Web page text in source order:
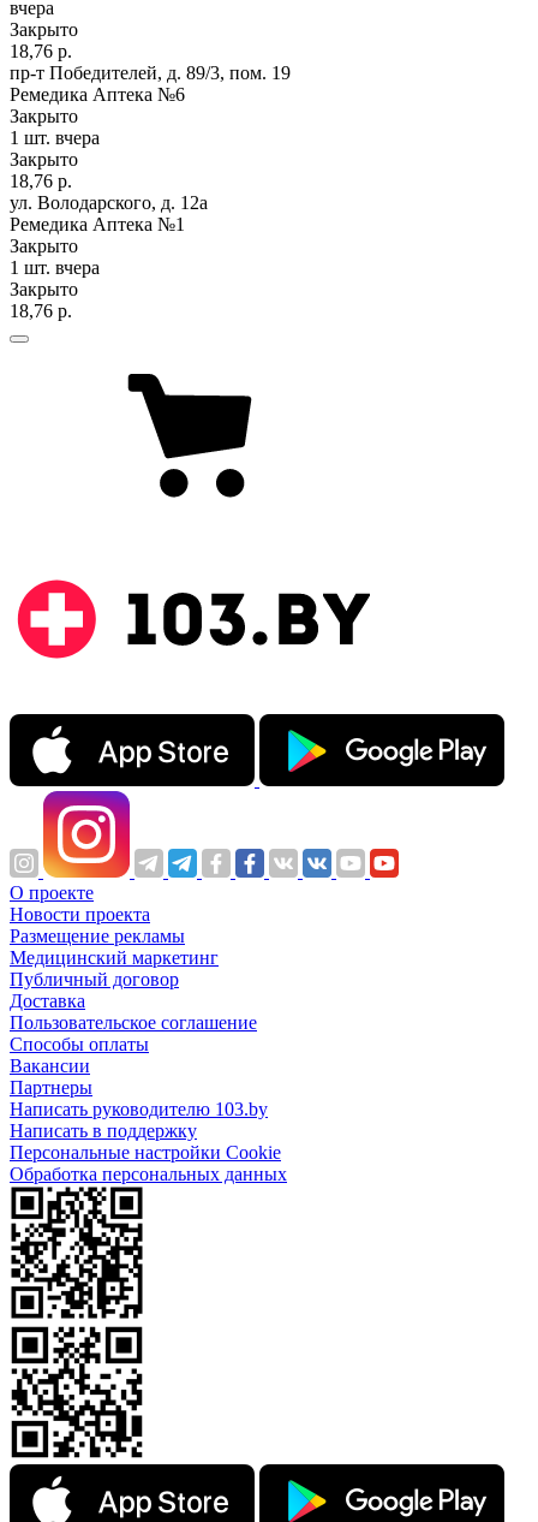
вчера
Закрыто
18,76 р.
пр-т Победителей, д. 89/3, пом. 19
Ремедика Аптека №6
Закрыто
1 шт. вчера
Закрыто
18,76 р.
ул. Володарского, д. 12а
Ремедика Аптека №1
Закрыто
1 шт. вчера
Закрыто
18,76 р.
О проекте
Новости проекта
Размещение рекламы
Медицинский маркетинг
Публичный договор
Доставка
Пользовательское соглашение
Способы оплаты
Вакансии
Партнеры
Написать руководителю 103.by
Написать в поддержку
Персональные настройки Cookie
Обработка персональных данных